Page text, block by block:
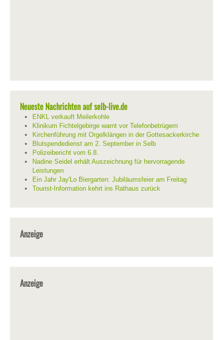
Neueste Nachrichten auf selb-live.de
ENKL verkauft Meilerkohle
Klinikum Fichtelgebirge warnt vor Telefonbetrügern
Kirchenführung mit Orgelklängen in der Gottesackerkirche
Blutspendedienst am 2. September in Selb
Polizeibericht vom 6.8.
Nadine Seidel erhält Auszeichnung für hervorragende
Leistungen
Ein Jahr Jay'Lo Biergarten: Jubiläumsfeier am Freitag
Tourist-Information kehrt ins Rathaus zurück
Anzeige
Anzeige